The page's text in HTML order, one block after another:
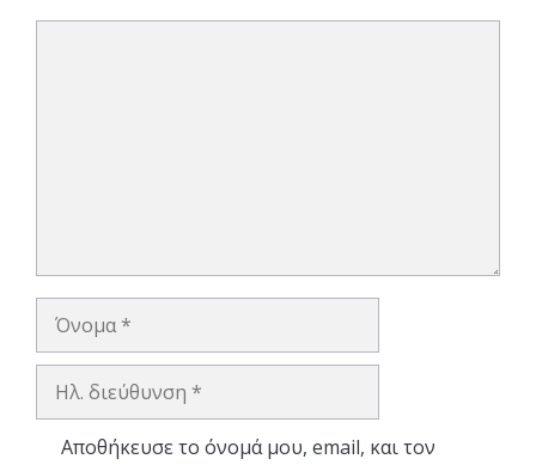
Όνομα
Ηλ.
Αποθήκευσε το όνομά μου, email, και τον